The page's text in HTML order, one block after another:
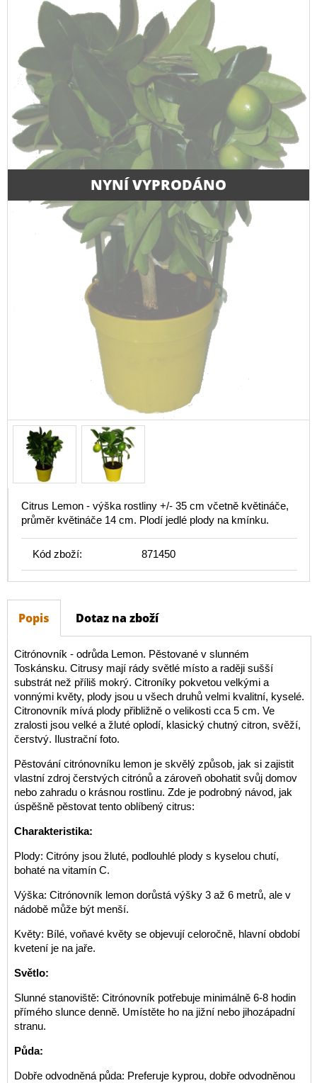
NYNÍ VYPRODÁNO
Citrus Lemon - výška rostliny +/- 35 cm včetně květináče,
průměr květináče 14 cm. Plodí jedlé plody na kmínku.
Kód zboží: 871450
Popis Dotaz na zboží
Citrónovník - odrůda Lemon. Pěstované v slunném
Toskánsku. Citrusy mají rády světlé místo a raději sušší
substrát než příliš mokrý. Citroníky pokvetou velkými a
vonnými květy, plody jsou u všech druhů velmi kvalitní, kyselé.
Citronovník mívá plody přibližně o velikosti cca 5 cm. Ve
zralosti jsou velké a žluté oplodí, klasický chutný citron, svěží,
čerstvý. Ilustrační foto.
Pěstování citrónovníku lemon je skvělý způsob, jak si zajistit
vlastní zdroj čerstvých citrónů a zároveň obohatit svůj domov
nebo zahradu o krásnou rostlinu. Zde je podrobný návod, jak
úspěšně pěstovat tento oblíbený citrus:
Charakteristika:
Plody: Citróny jsou žluté, podlouhlé plody s kyselou chutí,
bohaté na vitamín C.
Výška: Citrónovník lemon dorůstá výšky 3 až 6 metrů, ale v
nádobě může být menší.
Květy: Bílé, voňavé květy se objevují celoročně, hlavní období
kvetení je na jaře.
Světlo:
Slunné stanoviště: Citrónovník potřebuje minimálně 6-8 hodin
přímého slunce denně. Umístěte ho na jižní nebo jihozápadní
stranu.
Půda:
Dobře odvodněná půda: Preferuje kyprou, dobře odvodněnou